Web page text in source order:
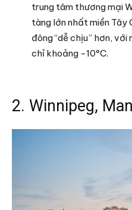
trung tâm thương mại
tàng lớn nhất miền Tây
đông “dễ chịu” hơn,
chỉ khoảng -10°C.
2. Winnipeg,